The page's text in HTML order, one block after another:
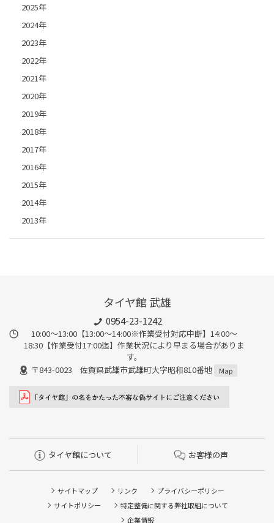
2025年
2024年
2023年
2022年
2021年
2020年
2019年
2018年
2017年
2016年
2015年
2014年
2013年
タイヤ館 武雄
0954-23-1242
10:00～13:00【13:00～14:00※作業受付対応中断】14:00～
18:30【作業受付17:00迄】作業状況により早まる場合がありま
す。
〒843-0023 佐賀県武雄市武雄町大字昭和810番地
Map
タイヤ館について お客様の声
サイトマップ リンク
プライバシーポリシー
サイトポリシー
特定整備に関する弊社取組について
企業情報